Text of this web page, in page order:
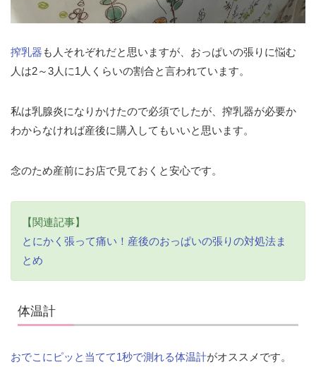
搾乳器 も人それぞれだと思いますが、おっぱいの張りに悩む
人は2～3人に1人くらいの割合と言われています。
私は乳腺炎になりかけたので必須でしたが、搾乳器が必要か
わからなければ産後に購入してもいいと思います。
念のため産前にお店で見ておくと安心です。
【関連記事】
とにかく張って痛い！産後のおっぱいの張りの対処法ま
とめ
体温計
おでこにピッと当てて1秒で測れる体温計がオススメです。